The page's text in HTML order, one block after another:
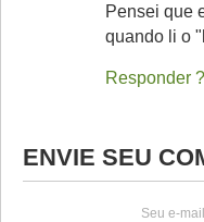
Pensei que
quando li o
Responder
ENVIE SEU
Seu e-